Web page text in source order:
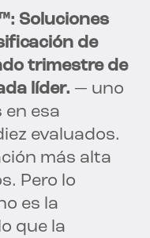
Soluciones
de
trimestre de
líder. — uno
en esa
evaluados.
más alta
Pero lo
es la
que la